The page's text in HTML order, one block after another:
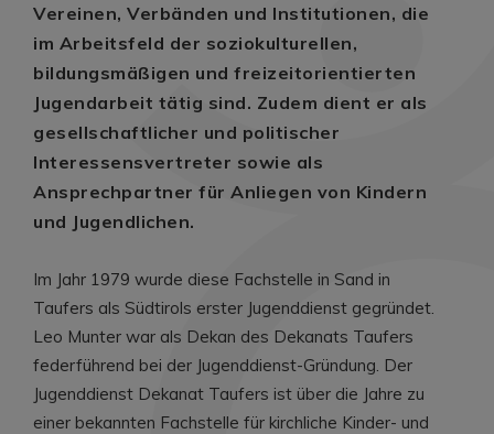
Vereinen, Verbänden und Institutionen, die
im Arbeitsfeld der soziokulturellen,
bildungsmäßigen und freizeitorientierten
Jugendarbeit tätig sind. Zudem dient er als
gesellschaftlicher und politischer
Interessensvertreter sowie als
Ansprechpartner für Anliegen von Kindern
und Jugendlichen.
Im Jahr 1979 wurde diese Fachstelle in Sand in
Taufers als Südtirols erster Jugenddienst gegründet.
Leo Munter war als Dekan des Dekanats Taufers
federführend bei der Jugenddienst-Gründung. Der
Jugenddienst Dekanat Taufers ist über die Jahre zu
einer bekannten Fachstelle für kirchliche Kinder- und